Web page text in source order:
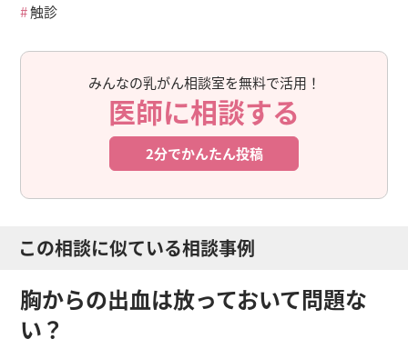
触診
みんなの乳がん相談室を無料で活用！
医師に相談する
2分でかんたん投稿
この相談に似ている相談事例
胸からの出血は放っておいて問題な
い？